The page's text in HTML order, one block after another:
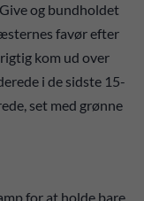
og bundholdet
favør efter
kom ud over
i de sidste 15-
set med grønne
for at holde bare